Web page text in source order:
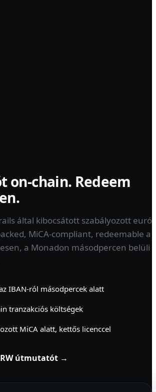
on-chain. Redeem
által kibocsátott szabályozott euró
MiCA-compliant, redeemable a
a Monadon másodpercen belüli
IBAN-ról másodpercek alatt
tranzakciós költségek
MiCA alatt, kettős licenccel
útmutatót →